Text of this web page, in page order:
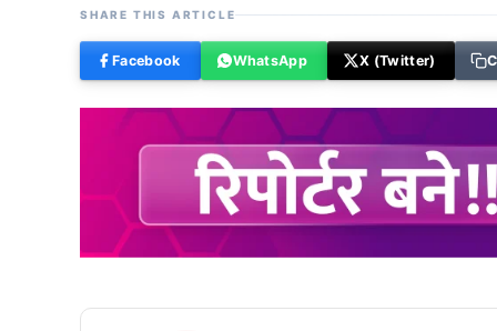
SHARE THIS ARTICLE
Facebook WhatsApp X (Twitter)